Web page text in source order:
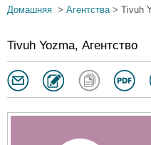
Домашняя > Агентства> Tivuh
Tivuh Yozma, Агентство